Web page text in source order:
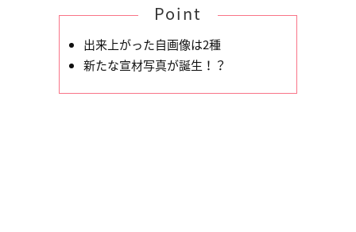
Point
出来上がった自画像は2種
新たな宣材写真が誕生！？